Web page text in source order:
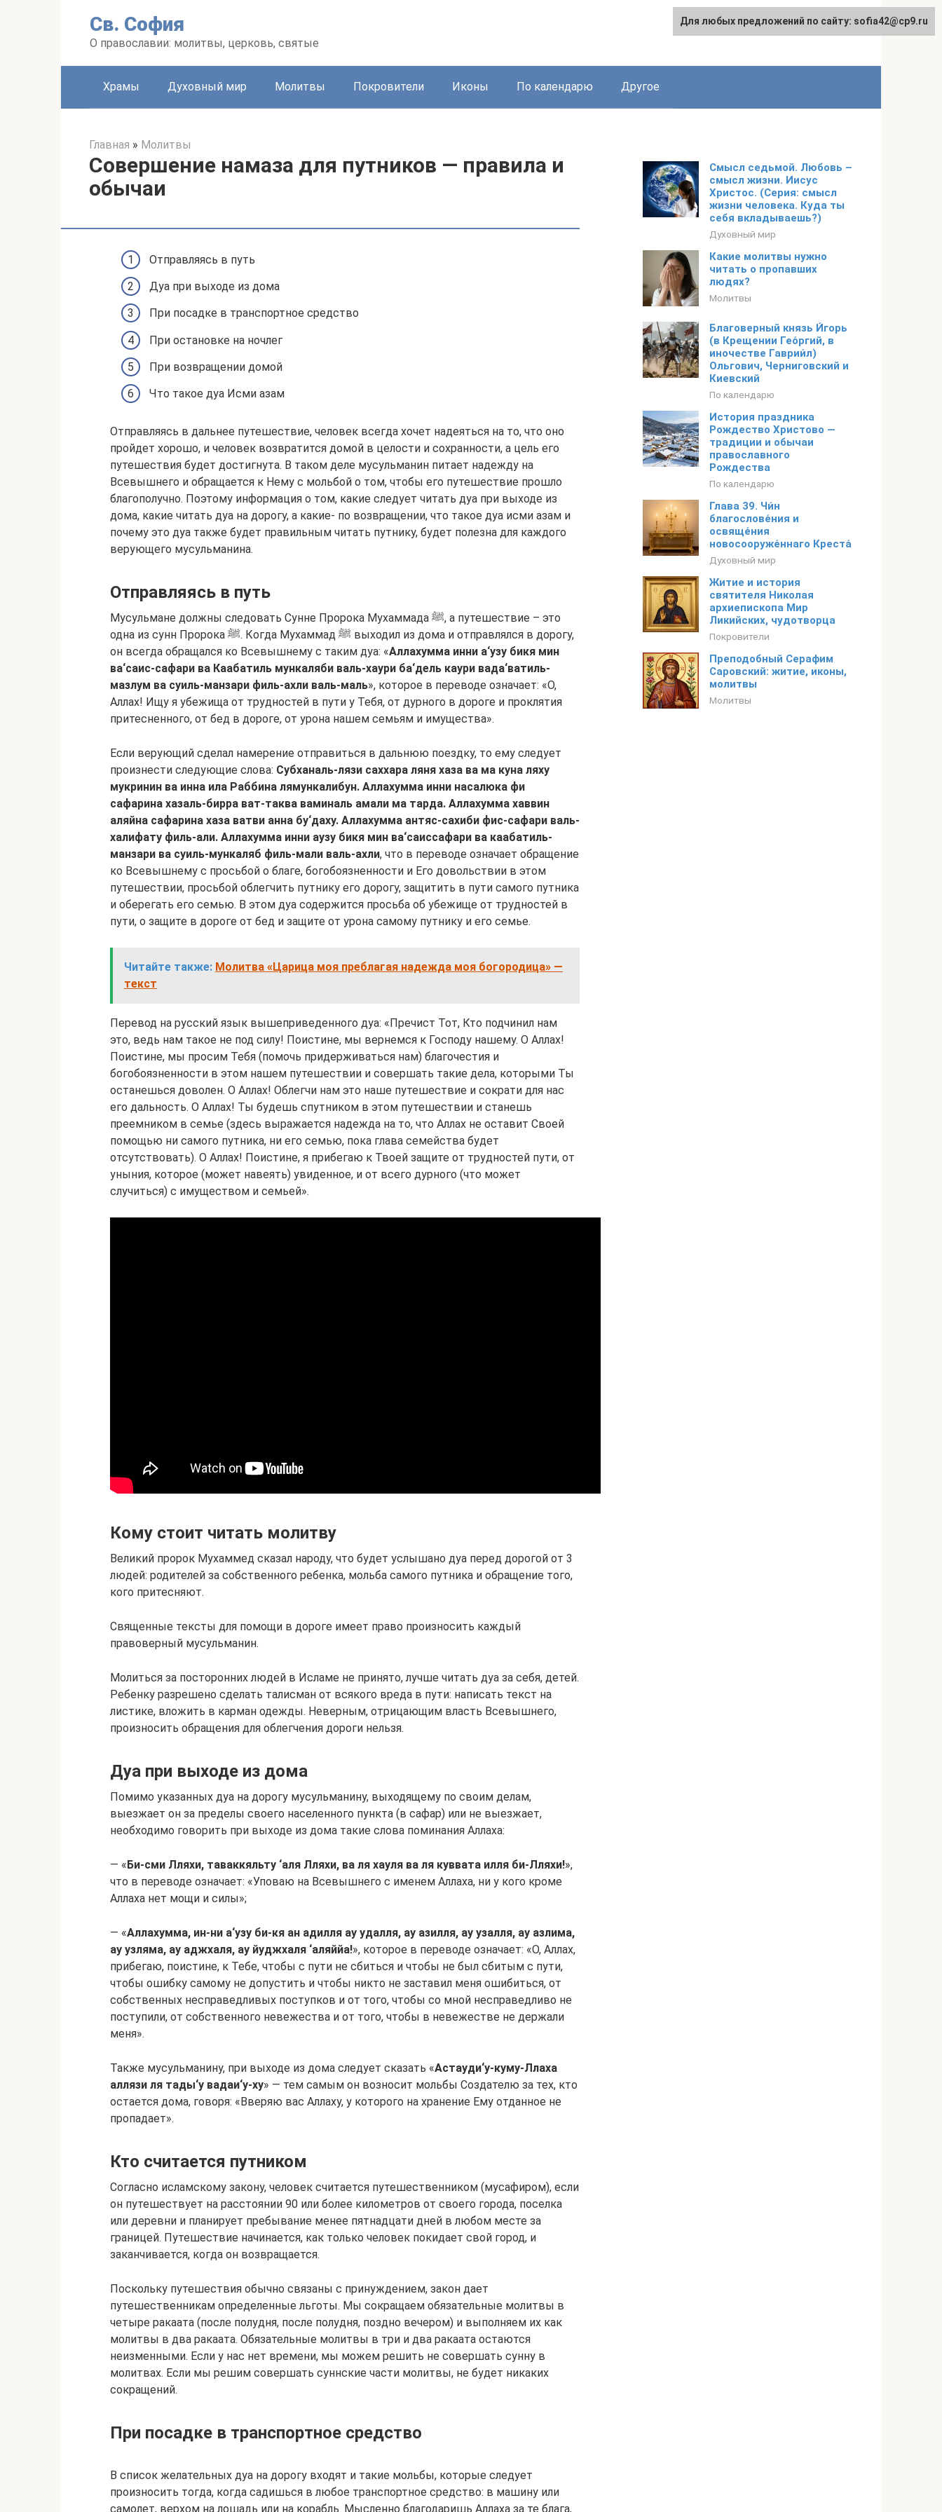
Св. София
О православии: молитвы, церковь, святые
Храмы Духовный мир Молитвы Покровители Иконы По календарю Другое
Главная » Молитвы
Совершение намаза для путников — правила и
обычаи
Отправляясь в путь
Дуа при выходе из дома
При посадке в транспортное средство
При остановке на ночлег
При возвращении домой
Что такое дуа Исми азам
Отправляясь в дальнее путешествие, человек всегда хочет надеяться на то, что оно
пройдет хорошо, и человек возвратится домой в целости и сохранности, а цель его
путешествия будет достигнута. В таком деле мусульманин питает надежду на
Всевышнего и обращается к Нему с мольбой о том, чтобы его путешествие прошло
благополучно. Поэтому информация о том, какие следует читать дуа при выходе из
дома, какие читать дуа на дорогу, а какие- по возвращении, что такое дуа исми азам и
почему это дуа также будет правильным читать путнику, будет полезна для каждого
верующего мусульманина.
Отправляясь в путь
Мусульмане должны следовать Сунне Пророка Мухаммада ﷺ, а путешествие – это
одна из сунн Пророка ﷺ. Когда Мухаммад ﷺ выходил из дома и отправлялся в дорогу,
он всегда обращался ко Всевышнему с таким дуа: «Аллахумма инни а‘узу бикя мин
ва‘саис-сафари ва Каабатиль мункаляби валь-хаури ба‘дель каури вада‘ватиль-
мазлум ва суиль-манзари филь-ахли валь-маль», которое в переводе означает: «О,
Аллах! Ищу я убежища от трудностей в пути у Тебя, от дурного в дороге и проклятия
притесненного, от бед в дороге, от урона нашем семьям и имущества».
Если верующий сделал намерение отправиться в дальнюю поездку, то ему следует
произнести следующие слова: Субханаль-лязи саххара ляня хаза ва ма куна ляху
мукринин ва инна ила Раббина лямункалибун. Аллахумма инни насалюка фи
сафарина хазаль-бирра ват-таква ваминаль амали ма тарда. Аллахумма хаввин
аляйна сафарина хаза ватви анна бу‘даху. Аллахумма антяс-сахиби фис-сафари валь-
халифату филь-али. Аллахумма инни аузу бикя мин ва‘саиссафари ва каабатиль-
манзари ва суиль-мункаляб филь-мали валь-ахли, что в переводе означает обращение
ко Всевышнему с просьбой о благе, богобоязненности и Его довольствии в этом
путешествии, просьбой облегчить путнику его дорогу, защитить в пути самого путника
и оберегать его семью. В этом дуа содержится просьба об убежище от трудностей в
пути, о защите в дороге от бед и защите от урона самому путнику и его семье.
Читайте также: Молитва «Царица моя преблагая надежда моя богородица» —
текст
Перевод на русский язык вышеприведенного дуа: «Пречист Тот, Кто подчинил нам
это, ведь нам такое не под силу! Поистине, мы вернемся к Господу нашему. О Аллах!
Поистине, мы просим Тебя (помочь придерживаться нам) благочестия и
богобоязненности в этом нашем путешествии и совершать такие дела, которыми Ты
останешься доволен. О Аллах! Облегчи нам это наше путешествие и сократи для нас
его дальность. О Аллах! Ты будешь спутником в этом путешествии и станешь
преемником в семье (здесь выражается надежда на то, что Аллах не оставит Своей
помощью ни самого путника, ни его семью, пока глава семейства будет
отсутствовать). О Аллах! Поистине, я прибегаю к Твоей защите от трудностей пути, от
уныния, которое (может навеять) увиденное, и от всего дурного (что может
случиться) с имуществом и семьей».
Кому стоит читать молитву
Великий пророк Мухаммед сказал народу, что будет услышано дуа перед дорогой от 3
людей: родителей за собственного ребенка, мольба самого путника и обращение того,
кого притесняют.
Священные тексты для помощи в дороге имеет право произносить каждый
правоверный мусульманин.
Молиться за посторонних людей в Исламе не принято, лучше читать дуа за себя, детей.
Ребенку разрешено сделать талисман от всякого вреда в пути: написать текст на
листике, вложить в карман одежды. Неверным, отрицающим власть Всевышнего,
произносить обращения для облегчения дороги нельзя.
Дуа при выходе из дома
Помимо указанных дуа на дорогу мусульманину, выходящему по своим делам,
выезжает он за пределы своего населенного пункта (в сафар) или не выезжает,
необходимо говорить при выходе из дома такие слова поминания Аллаха:
— «Би-сми Лляхи, таваккяльту ‘аля Лляхи, ва ля хауля ва ля куввата илля би-Лляхи!»,
что в переводе означает: «Уповаю на Всевышнего с именем Аллаха, ни у кого кроме
Аллаха нет мощи и силы»;
— «Аллахумма, ин-ни а‘узу би-кя ан адилля ау удалля, ау азилля, ау узалля, ау азлима,
ау узляма, ау аджхаля, ау йуджхаля ‘аляййа!», которое в переводе означает: «О, Аллах,
прибегаю, поистине, к Тебе, чтобы с пути не сбиться и чтобы не был сбитым с пути,
чтобы ошибку самому не допустить и чтобы никто не заставил меня ошибиться, от
собственных несправедливых поступков и от того, чтобы со мной несправедливо не
поступили, от собственного невежества и от того, чтобы в невежестве не держали
меня».
Также мусульманину, при выходе из дома следует сказать «Астауди‘у-куму-Ллаха
аллязи ля тады‘у вадаи‘у-ху» — тем самым он возносит мольбы Создателю за тех, кто
остается дома, говоря: «Вверяю вас Аллаху, у которого на хранение Ему отданное не
пропадает».
Кто считается путником
Согласно исламскому закону, человек считается путешественником (мусафиром), если
он путешествует на расстоянии 90 или более километров от своего города, поселка
или деревни и планирует пребывание менее пятнадцати дней в любом месте за
границей. Путешествие начинается, как только человек покидает свой город, и
заканчивается, когда он возвращается.
Поскольку путешествия обычно связаны с принуждением, закон дает
путешественникам определенные льготы. Мы сокращаем обязательные молитвы в
четыре ракаата (после полудня, после полудня, поздно вечером) и выполняем их как
молитвы в два ракаата. Обязательные молитвы в три и два ракаата остаются
неизменными. Если у нас нет времени, мы можем решить не совершать сунну в
молитвах. Если мы решим совершать суннские части молитвы, не будет никаких
сокращений.
При посадке в транспортное средство
В список желательных дуа на дорогу входят и такие мольбы, которые следует
произносить тогда, когда садишься в любое транспортное средство: в машину или
самолет, верхом на лошадь или на корабль. Мысленно благодаришь Аллаха за те блага,
Смысл седьмой. Любовь –
смысл жизни. Иисус
Христос. (Серия: смысл
жизни человека. Куда ты
себя вкладываешь?)
Духовный мир
Какие молитвы нужно
читать о пропавших
людях?
Молитвы
Благоверный князь И́горь
(в Крещении Гео́ргий, в
иночестве Гаврии́л)
Ольгович, Черниговский и
Киевский
По календарю
История праздника
Рождество Христово —
традиции и обычаи
православного
Рождества
По календарю
Глава 39. Чи́н
благослове́ния и
освяще́ния
новосооруже́ннаго Креста́
Духовный мир
Житие и история
святителя Николая
архиепископа Мир
Ликийских, чудотворца
Покровители
Преподобный Серафим
Саровский: житие, иконы,
молитвы
Молитвы
Для любых предложений по сайту: sofia42@cp9.ru